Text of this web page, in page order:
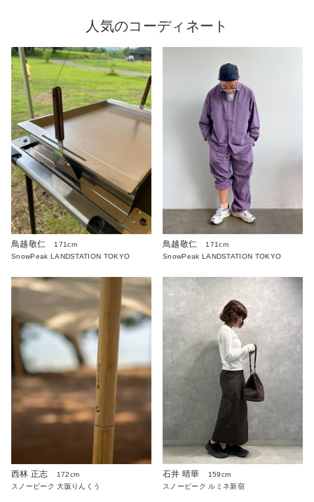
人気のコーディネート
鳥越敬仁
171cm
SnowPeak LANDSTATION TOKYO
鳥越敬仁
171cm
SnowPeak LANDSTATION TOKYO
西林 正志
172cm
スノーピーク 大阪りんくう
石井 晴華
159cm
スノーピーク ルミネ新宿